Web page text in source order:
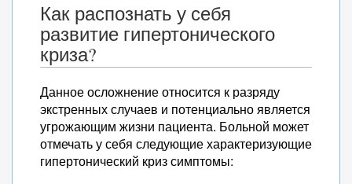
Как распознать у себя
развитие гипертонического
криза?
Данное осложнение относится к разряду
экстренных случаев и потенциально является
угрожающим жизни пациента. Больной может
отмечать у себя следующие характеризующие
гипертонический криз симптомы: